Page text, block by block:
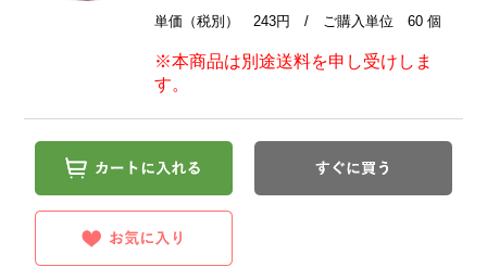
単価（税別） 243円 / ご購入単位 60 個
※本商品は別途送料を申し受けしま
す。